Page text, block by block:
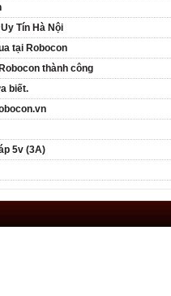
Tín Hà Nội
tại Robocon
thành công
biết.
5v (3A)